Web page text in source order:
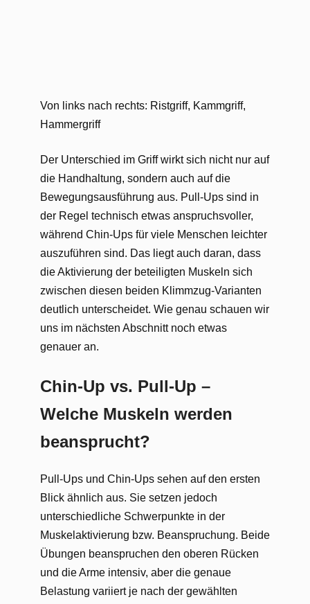
Von links nach rechts: Ristgriff, Kammgriff,
Hammergriff
Der Unterschied im Griff wirkt sich nicht nur auf
die Handhaltung, sondern auch auf die
Bewegungsausführung aus. Pull-Ups sind in
der Regel technisch etwas anspruchsvoller,
während Chin-Ups für viele Menschen leichter
auszuführen sind. Das liegt auch daran, dass
die Aktivierung der beteiligten Muskeln sich
zwischen diesen beiden Klimmzug-Varianten
deutlich unterscheidet. Wie genau schauen wir
uns im nächsten Abschnitt noch etwas
genauer an.
Chin-Up vs. Pull-Up –
Welche Muskeln werden
beansprucht?
Pull-Ups und Chin-Ups sehen auf den ersten
Blick ähnlich aus. Sie setzen jedoch
unterschiedliche Schwerpunkte in der
Muskelaktivierung bzw. Beanspruchung. Beide
Übungen beanspruchen den oberen Rücken
und die Arme intensiv, aber die genaue
Belastung variiert je nach der gewählten